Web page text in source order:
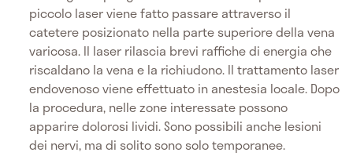
piccolo laser viene fatto passare attraverso il
catetere posizionato nella parte superiore della vena
varicosa. Il laser rilascia brevi raffiche di energia che
riscaldano la vena e la richiudono. Il trattamento laser
endovenoso viene effettuato in anestesia locale. Dopo
la procedura, nelle zone interessate possono
apparire dolorosi lividi. Sono possibili anche lesioni
dei nervi, ma di solito sono solo temporanee.